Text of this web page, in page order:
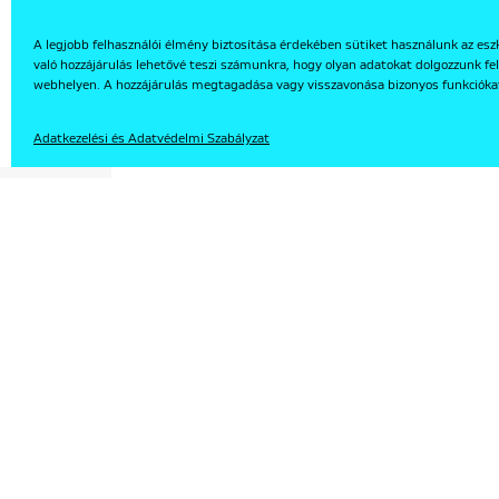
A legjobb felhasználói élmény biztosítása érdekében sütiket használunk az
való hozzájárulás lehetővé teszi számunkra, hogy olyan adatokat dolgozzunk
webhelyen. A hozzájárulás megtagadása vagy visszavonása bizonyos
Adatkezelési és Adatvédelmi Szabályzat
EN